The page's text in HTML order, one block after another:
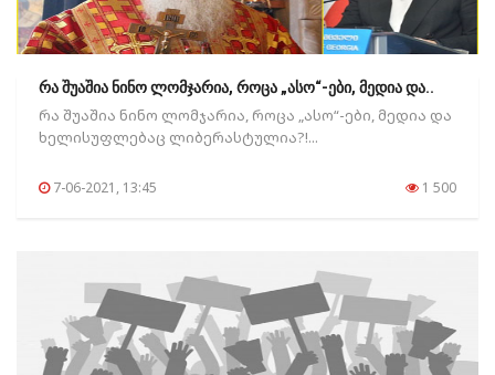
რა შუაშია ნინო ლომჯარია, როცა „ასო“-ები, მედია და..
რა შუაშია ნინო ლომჯარია, როცა „ასო“-ები, მედია და
ხელისუფლებაც ლიბერასტულია?!...
7-06-2021, 13:45 1 500